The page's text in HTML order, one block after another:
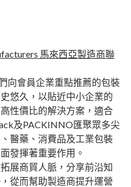
馬來西亞製造商聯
向會員企業重點推薦的包裝
悠久，以貼近中小企業的
性價比的解決方案，適合
及PACKINNO匯聚眾多尖
醫藥、消費品及工業包裝
發揮著重要作用。
展商貿人脈，分享前沿知
從而幫助製造商提升運營